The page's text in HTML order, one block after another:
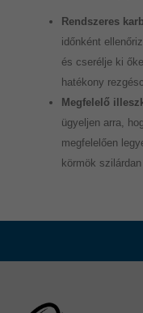
Rendszeres
időnként
és cserélje ki
hatékony
Megfelelő
ügyeljen arra,
megfelelően
körmök